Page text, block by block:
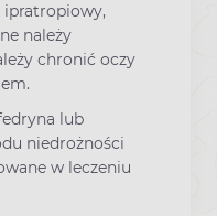
ipratropiowy,
należy
chronić oczy
lub
niedrożności
w leczeniu